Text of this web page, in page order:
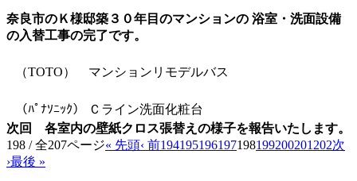
奈良市のＫ様邸築３０年目のマンションの 浴室・洗面設備
の入替工事の完了です。
（TOTO） マンションリモデルバス
（ﾊﾟﾅｿﾆｯｸ） Ｃライン洗面化粧台
次回 各室内の壁紙クロス張替えの様子を報告いたします。
198 / 全207ページ« 先頭‹ 前194195196197198199200201 202次
›最後 »